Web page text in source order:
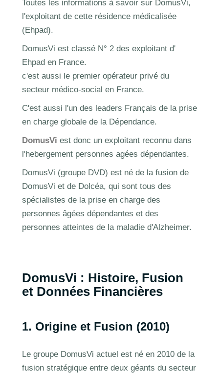
Toutes les informations à savoir sur DomusVi,
l'exploitant de cette résidence médicalisée
(Ehpad).
DomusVi est classé N° 2 des exploitant d'
Ehpad en France.
c'est aussi le premier opérateur privé du
secteur médico-social en France.
C'est aussi l'un des leaders Français de la prise
en charge globale de la Dépendance.
DomusVi est donc un exploitant reconnu dans
l'hebergement personnes agées dépendantes.
DomusVi (groupe DVD) est né de la fusion de
DomusVi et de Dolcéa, qui sont tous des
spécialistes de la prise en charge des
personnes âgées dépendantes et des
personnes atteintes de la maladie d'Alzheimer.
DomusVi : Histoire, Fusion
et Données Financières
1. Origine et Fusion (2010)
Le groupe DomusVi actuel est né en 2010 de la
fusion stratégique entre deux géants du secteur